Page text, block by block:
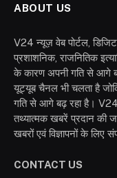
ABOUT US
V24 न्यूज़ वेब पोर्टल,
प्रशाशनिक, राजनितिक
के कारण अपनी गति से आगे
यूट्यूब चैनल भी चलता है
गति से आगे बढ़ रहा है।
तथ्यात्मक खबरें प्रदान की
खबरों एवं विज्ञापनों के लिए
CONTACT US